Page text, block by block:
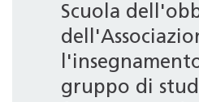
Scuola
gruppo di